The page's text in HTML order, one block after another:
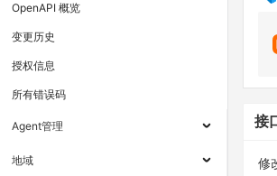
OpenAPI 概览
变更历史
授权信息
所有错误码
Agent管理
地域
接
修